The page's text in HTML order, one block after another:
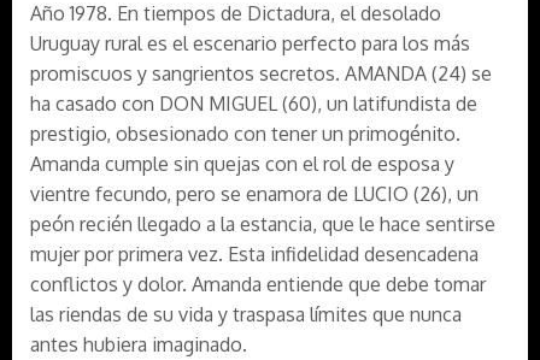
Año 1978. En tiempos de Dictadura, el desolado
Uruguay rural es el escenario perfecto para los más
promiscuos y sangrientos secretos. AMANDA (24) se
ha casado con DON MIGUEL (60), un latifundista de
prestigio, obsesionado con tener un primogénito.
Amanda cumple sin quejas con el rol de esposa y
vientre fecundo, pero se enamora de LUCIO (26), un
peón recién llegado a la estancia, que le hace sentirse
mujer por primera vez. Esta infidelidad desencadena
conflictos y dolor. Amanda entiende que debe tomar
las riendas de su vida y traspasa límites que nunca
antes hubiera imaginado.